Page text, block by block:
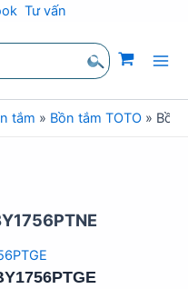
Tư vấn
tắm » Bồn tắm TOTO » Bồn